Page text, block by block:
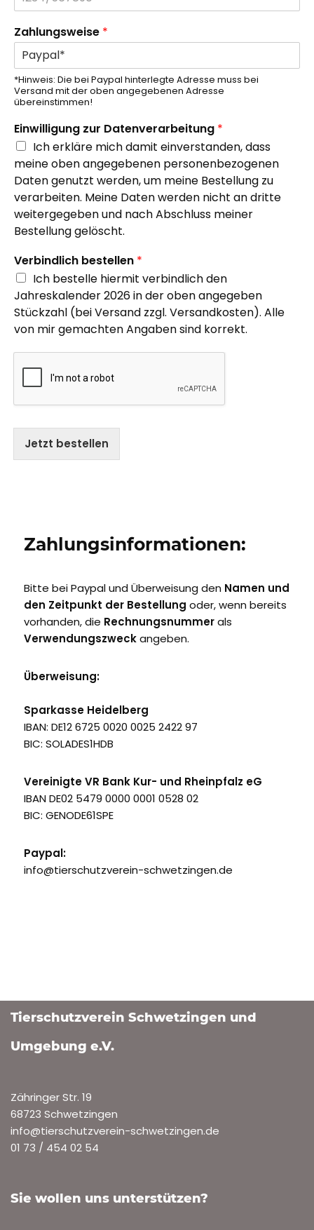
T
e
.
-
N
r
.
€
/
S
t
ü
k
)
Zahlungsweise *
*Hinweis: Die bei Paypal hinterlegte Adresse muss bei
Versand mit der oben angegebenen Adresse
übereinstimmen!
Einwilligung zur Datenverarbeitung *
Ich erkläre mich damit einverstanden, dass
meine oben angegebenen personenbezogenen
Daten genutzt werden, um meine Bestellung zu
verarbeiten. Meine Daten werden nicht an dritte
weitergegeben und nach Abschluss meiner
Bestellung gelöscht.
Verbindlich bestellen *
Ich bestelle hiermit verbindlich den
Jahreskalender 2026 in der oben angegeben
Stückzahl (bei Versand zzgl. Versandkosten). Alle
von mir gemachten Angaben sind korrekt.
Jetzt bestellen
Zahlungsinformationen:
Bitte bei Paypal und Überweisung den Namen und
den Zeitpunkt der Bestellung oder, wenn bereits
vorhanden, die Rechnungsnummerals
Verwendungszweckangeben.
Überweisung:
Sparkasse Heidelberg
IBAN: DE12 6725 0020 0025 2422 97
BIC: SOLADES1HDB
Vereinigte VR Bank Kur- und Rheinpfalz eG
IBAN DE02 5479 0000 0001 0528 02
BIC: GENODE61SPE
Paypal:
info@tierschutzverein-schwetzingen.de
Tierschutzverein Schwetzingen und
Umgebung e.V.
Zähringer Str. 19
68723 Schwetzingen
info@tierschutzverein-schwetzingen.de
01 73 / 454 02 54
Sie wollen uns unterstützen?